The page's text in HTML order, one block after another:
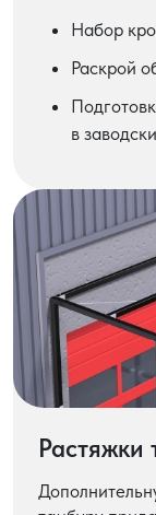
Набор
Раскрой
в